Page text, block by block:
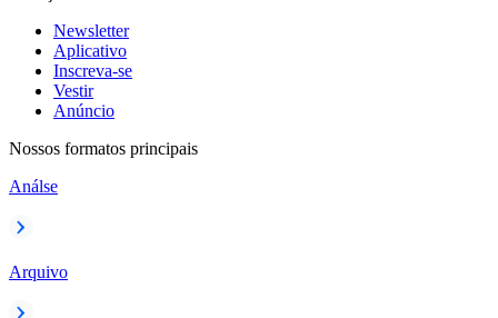
Newsletter
Aplicativo
Inscreva-se
Vestir
Anúncio
Nossos formatos principais
Análse
Arquivo